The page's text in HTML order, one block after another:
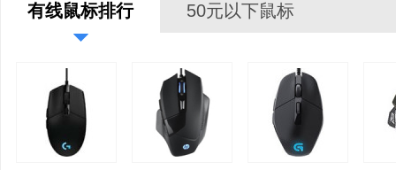
有线鼠标排行 50元以下鼠标